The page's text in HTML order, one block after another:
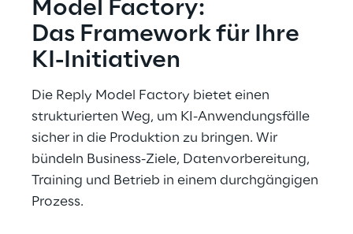
Model Factory:
Das Framework für Ihre
KI-Initiativen
Die Reply Model Factory bietet einen
strukturierten Weg, um KI-Anwendungsfälle
sicher in die Produktion zu bringen. Wir
bündeln Business-Ziele, Datenvorbereitung,
Training und Betrieb in einem durchgängigen
Prozess.